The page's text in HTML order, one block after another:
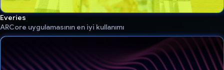
Everies
ARCore uygulamasının en iyi kullanımı